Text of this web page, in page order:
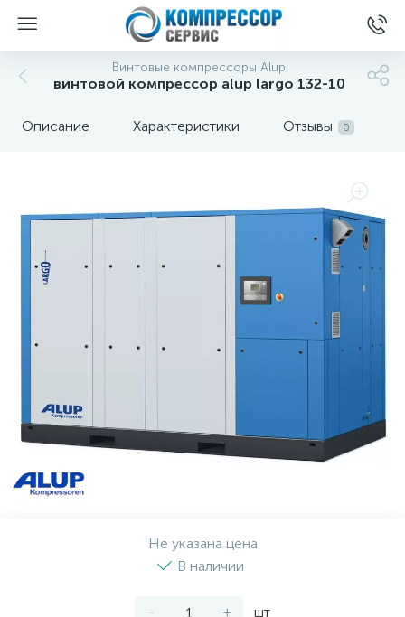
Винтовые компрессоры Alup
винтовой компрессор alup largo 132-10
Описание Характеристики Отзывы 0
Не указана цена
В наличии
- + шт